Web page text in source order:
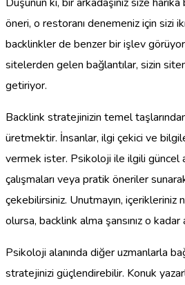
öneri, o restoranı denemeniz için sizi
backlinkler de benzer bir işlev
sitelerden gelen bağlantılar, sizin
getiriyor.
Backlink stratejinizin temel
üretmektir. İnsanlar, ilgi çekici ve
vermek ister. Psikoloji ile ilgili güncel
çalışmaları veya pratik öneriler
çekebilirsiniz. Unutmayın, içerikleriniz
olursa, backlink alma şansınız o kadar
Psikoloji alanında diğer uzmanlarla
stratejinizi güçlendirebilir. Konuk